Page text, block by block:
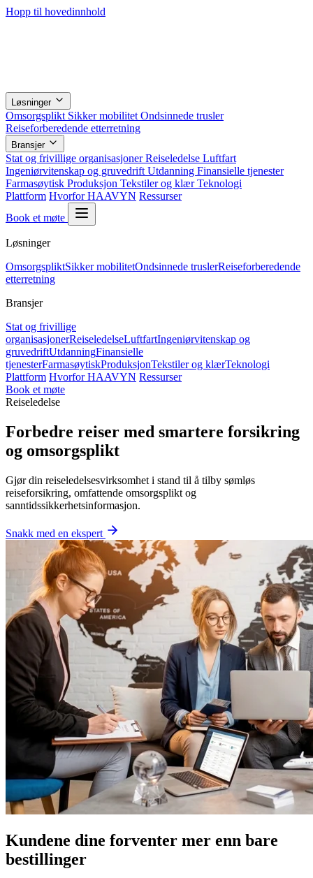
Hopp til hovedinnhold
Løsninger
Omsorgsplikt Sikker mobilitet Ondsinnede trusler
Reiseforberedende etterretning
Bransjer
Stat og frivillige organisasjonerReiseledelse Luftfart
Ingeniørvitenskap og gruvedrift Utdanning Finansielle tjenester
Farmasøytisk Produksjon Tekstiler og klærTeknologi
Plattform Hvorfor HAAVYN Ressurser
Book et møte
Løsninger
OmsorgspliktSikker mobilitetOndsinnede truslerReiseforberedende
etterretning
Bransjer
Stat og frivillige
organisasjonerReiseledelseLuftfartIngeniørvitenskap og
gruvedriftUtdanningFinansielle
tjenesterFarmasøytiskProduksjonTekstiler og klærTeknologi
Plattform Hvorfor HAAVYN Ressurser
Book et møte
Reiseledelse
Forbedre reiser med smartere forsikring
og omsorgsplikt
Gjør din reiseledelsesvirksomhet i stand til å tilby sømløs
reiseforsikring, omfattende omsorgsplikt og
sanntidssikkerhetsinformasjon.
Snakk med en ekspert
Kundene dine forventer mer enn bare
bestillinger